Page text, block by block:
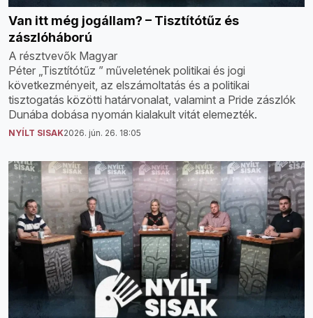
Van itt még jogállam? – Tisztítótűz és
zászlóháború
A résztvevők Magyar
Péter „Tisztítótűz ” műveletének politikai és jogi
következményeit, az elszámoltatás és a politikai
tisztogatás közötti határvonalat, valamint a Pride zászlók
Dunába dobása nyomán kialakult vitát elemezték.
NYÍLT SISAK2026. jún. 26. 18:05